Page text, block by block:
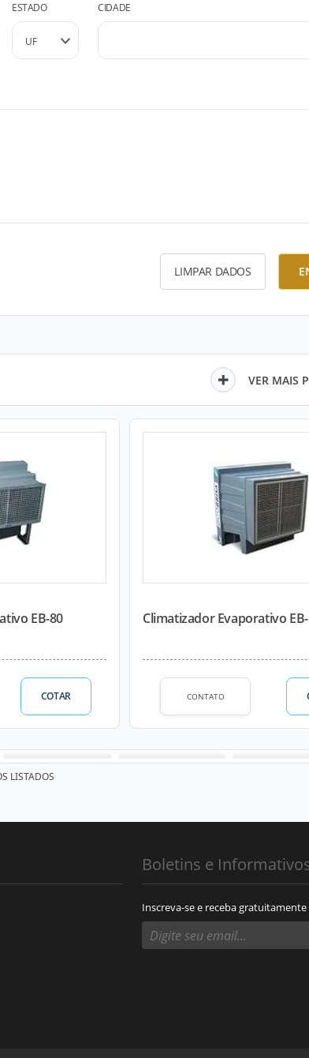
ESTADO CIDADE
LIMPAR DADOS
VER MAIS
EB-80
COTAR
Climatizador Evaporativo
CONTATO
LISTADOS
Boletins e
Inscreva-se e receba gratuitamente